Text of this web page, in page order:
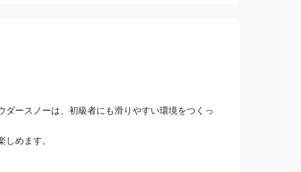
ースノーは、初級者にも滑りやすい環境をつくっ
めます。